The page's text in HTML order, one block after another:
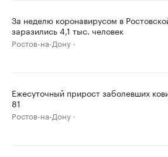
За неделю коронавирусом в
заразились 4,1 тыс. человек
Ростов-на-Дону
Ежесуточный прирост заболевших
81
Ростов-на-Дону